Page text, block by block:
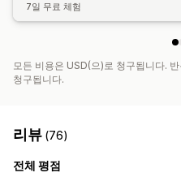
7일 무료 체험
모든 비용은 USD(으)로 청구됩니다.
청구됩니다.
리뷰 (76)
전체 평점